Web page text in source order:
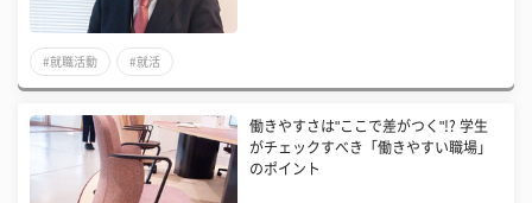
#就職活動 #就活
働きやすさは"ここで差がつく"!? 学生
がチェックすべき「働きやすい職場」
のポイント